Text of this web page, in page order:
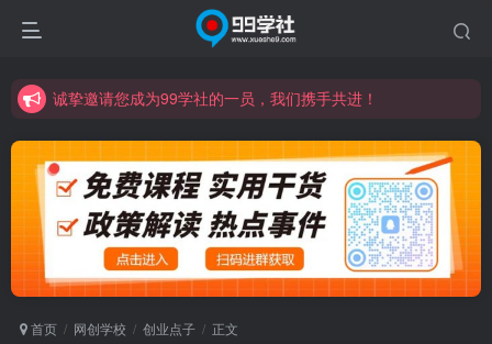
诚挚邀请您成为99学社的一员，我们携手共进！
诚挚邀请您成为99学社的一员，我们携手共进！
学习路上不孤独，99学社与你同行！分享全网优质VIP资源，炒股教程、创业教程、网络营销教程、自媒体短视频教程等，长期更新各大精品创业项目！
首页 网创学校 创业点子 正文